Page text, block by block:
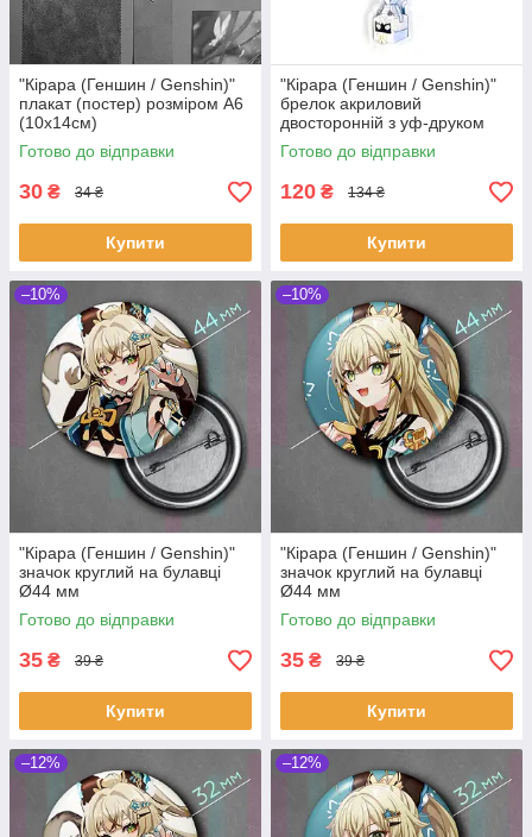
"Кірара (Геншин / Genshin)"
плакат (постер) розміром А6
(10х14см)
Готово до відправки
30 ₴ 34 ₴
Купити
"Кірара (Геншин / Genshin)"
брелок акриловий
двосторонній з уф-друком
Готово до відправки
120 ₴ 134 ₴
Купити
–10%
"Кірара (Геншин / Genshin)"
значок круглий на булавці
Ø44 мм
Готово до відправки
35 ₴ 39 ₴
Купити
–10%
"Кірара (Геншин / Genshin)"
значок круглий на булавці
Ø44 мм
Готово до відправки
35 ₴ 39 ₴
Купити
–12% –12%